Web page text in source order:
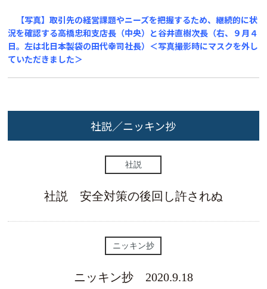
【写真】取引先の経営課題やニーズを把握するため、継続的に状
況を確認する高橋忠和支店長（中央）と谷井直樹次長（右、９月４
日。左は北日本製袋の田代幸司社長）＜写真撮影時にマスクを外し
ていただきました＞
社説／ニッキン抄
社説
社説 安全対策の後回し許されぬ
ニッキン抄
ニッキン抄 2020.9.18